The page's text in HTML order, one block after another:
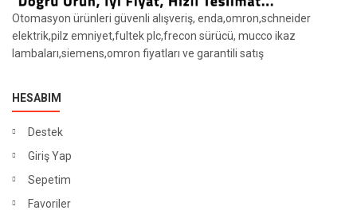
Otomasyon ürünleri güvenli alışveriş, enda,omron,schneider
elektrik,pilz emniyet,fultek plc,frecon sürücü, mucco ikaz
lambaları,siemens,omron fiyatları ve garantili satış
HESABIM
Destek
Giriş Yap
Sepetim
Favoriler